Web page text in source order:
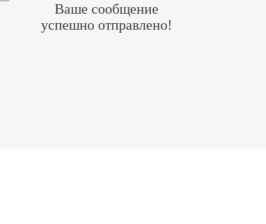
Ваше сообщение
успешно отправлено!